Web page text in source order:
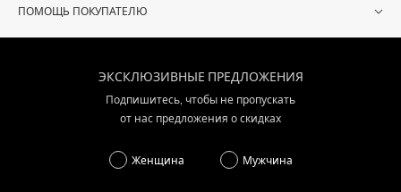
ПОМОЩЬ ПОКУПАТЕЛЮ
ЭКСКЛЮЗИВНЫЕ ПРЕДЛОЖЕНИЯ
Подпишитесь, чтобы не пропускать
от нас предложения о скидках
Женщина Мужчина